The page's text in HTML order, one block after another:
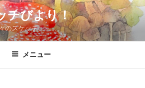
チびより！
のスケッチ
メニュー